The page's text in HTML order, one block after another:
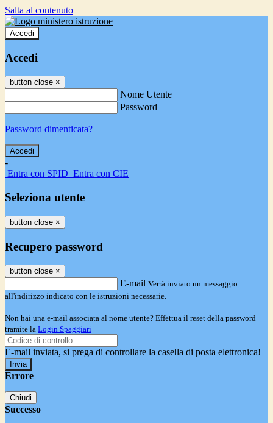
Salta al contenuto
Accedi
Accedi
button close ×
Nome Utente
Password
Password dimenticata?
-
Entra con SPID Entra con CIE
Seleziona utente
button close ×
Recupero password
button close ×
E-mail Verrà inviato un messaggio
all'indirizzo indicato con le istruzioni necessarie.
Non hai una e-mail associata al nome utente? Effettua il reset della password
tramite la Login Spaggiari
E-mail inviata, si prega di controllare la casella di posta elettronica!
Errore
Chiudi
Successo